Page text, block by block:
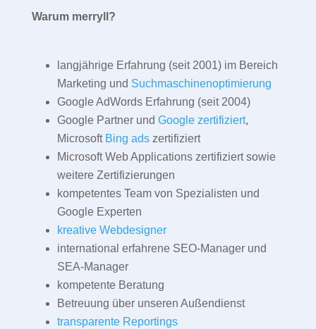
Warum merryll?
langjährige Erfahrung (seit 2001) im Bereich
Marketing und Suchmaschinenoptimierung
Google AdWords Erfahrung (seit 2004)
Google Partner und Google zertifiziert,
Microsoft Bing adszertifiziert
Microsoft Web Applications zertifiziert sowie
weitere Zertifizierungen
kompetentes Team von Spezialisten und
Google Experten
kreative Webdesigner
international erfahrene SEO-Manager und
SEA-Manager
kompetente Beratung
Betreuung über unseren Außendienst
transparente Reportings